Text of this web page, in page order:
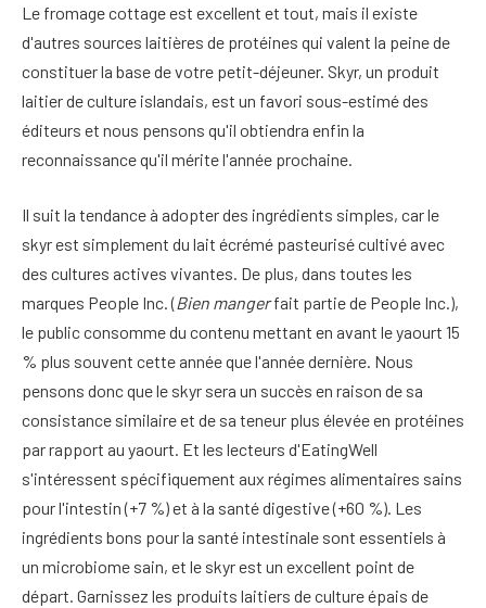
Le fromage cottage est excellent et tout, mais il existe
d'autres sources laitières de protéines qui valent la peine de
constituer la base de votre petit-déjeuner. Skyr, un produit
laitier de culture islandais, est un favori sous-estimé des
éditeurs et nous pensons qu'il obtiendra enfin la
reconnaissance qu'il mérite l'année prochaine.
Il suit la tendance à adopter des ingrédients simples, car le
skyr est simplement du lait écrémé pasteurisé cultivé avec
des cultures actives vivantes. De plus, dans toutes les
marques People Inc. (Bien mangerfait partie de People Inc.),
le public consomme du contenu mettant en avant le yaourt 15
% plus souvent cette année que l'année dernière. Nous
pensons donc que le skyr sera un succès en raison de sa
consistance similaire et de sa teneur plus élevée en protéines
par rapport au yaourt. Et les lecteurs d'EatingWell
s'intéressent spécifiquement aux régimes alimentaires sains
pour l'intestin (+7 %) et à la santé digestive (+60 %). Les
ingrédients bons pour la santé intestinale sont essentiels à
un microbiome sain, et le skyr est un excellent point de
départ. Garnissez les produits laitiers de culture épais de